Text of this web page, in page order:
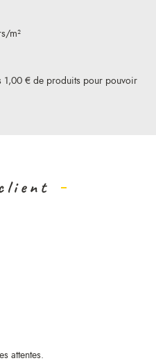
1,00 € de produits pour pouvoir
m²
attentes.